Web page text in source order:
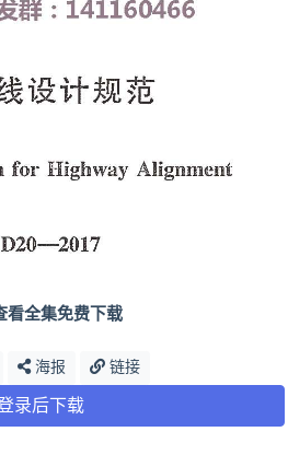
看全集免费下载
海报 链接
录后下载